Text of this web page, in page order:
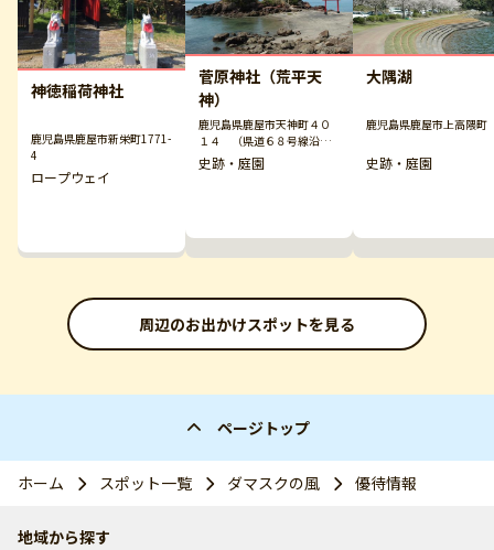
神徳稲荷神社
鹿児島県鹿屋市新栄町1771-
4
ロープウェイ
菅原神社（荒平天
神）
鹿児島県鹿屋市天神町４０
１４ （県道６８号線沿
い）
史跡・庭園
大隅湖
鹿児島県鹿屋市上高隈町
史跡・庭園
周辺のお出かけスポットを見る
ページトップ
ホーム スポット一覧 ダマスクの風 優待情報
地域から探す